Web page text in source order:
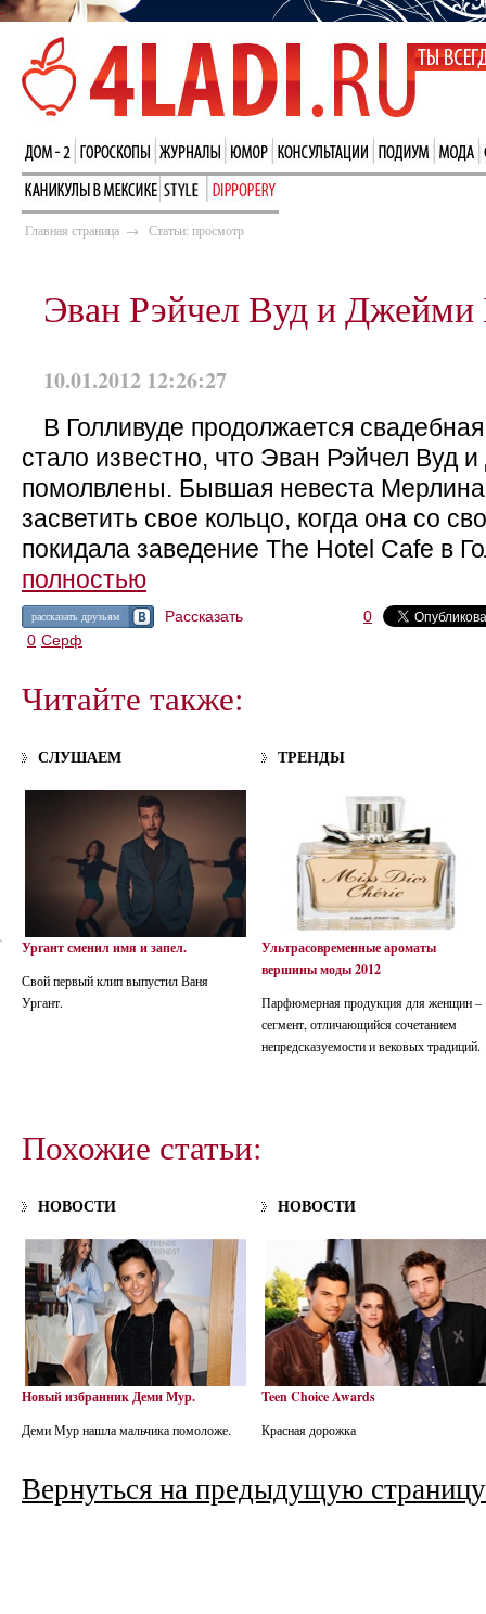
Главная страница → Статьи: просмотр
Эван Рэйчел Вуд и Джейми
10.01.2012 12:26:27
В Голливуде продолжается
стало известно, что Эван Рэйчел Вуд
помолвлены. Бывшая невеста
засветить свое кольцо, когда она со
покидала заведение The Hotel Cafe в
полностью
рассказать друзьям Рассказать
0
0 Серф
Читайте также:
СЛУШАЕМ
Ургант сменил имя и запел.
Свой первый клип выпустил Ваня
Ургант.
ТРЕНДЫ
Ультрасовременные ароматы
вершины моды 2012
Парфюмерная продукция для женщин –
сегмент, отличающийся сочетанием
непредсказуемости и вековых традиций.
Похожие статьи:
НОВОСТИ
Новый избранник Деми Мур.
Деми Мур нашла мальчика помоложе.
НОВОСТИ
Teen Choice Awards
Красная дорожка
Вернуться на предыдущую страницу